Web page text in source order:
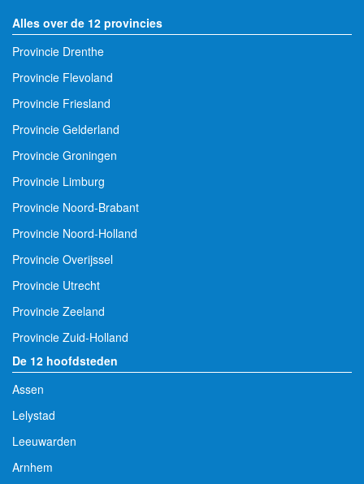
Alles over de 12 provincies
Provincie Drenthe
Provincie Flevoland
Provincie Friesland
Provincie Gelderland
Provincie Groningen
Provincie Limburg
Provincie Noord-Brabant
Provincie Noord-Holland
Provincie Overijssel
Provincie Utrecht
Provincie Zeeland
Provincie Zuid-Holland
De 12 hoofdsteden
Assen
Lelystad
Leeuwarden
Arnhem